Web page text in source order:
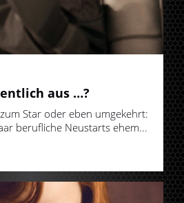
aus …?
Star oder eben umgekehrt:
berufliche Neustarts ehem...